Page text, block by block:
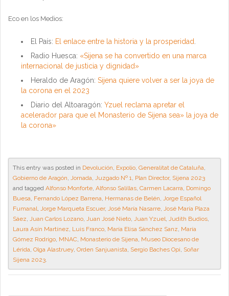
Eco en los Medios:
El País: El enlace entre la historia y la prosperidad
Radio Huesca: «Sijena se ha convertido en una marca
internacional de justicia y dignidad»
Heraldo de Aragón: Sijena quiere volver a ser la joya de
la corona en el 2023
Diario del Altoaragón: Yzuel reclama apretar el
acelerador para que el Monasterio de Sijena sea» la joya de
la corona»
This entry was posted in Devolución, Expolio, Generalitat de Cataluña,
Gobierno de Aragón, Jornada, Juzgado Nº 1, Plan Director, Sijena 2023
and tagged Alfonso Monforte, Alfonso Salillas, Carmen Lacarra, Domingo
Buesa, Fernando López Barrena, Hermanas de Belén, Jorge Español
Fumanal, Jorge Marqueta Escuer, José María Nasarre, José María Plaza
Sáez, Juan Carlos Lozano, Juan José Nieto, Juan Yzuel, Judith Budios,
Laura Asín Martínez, Luis Franco, María Elisa Sánchez Sanz, María
Gómez Rodrigo, MNAC, Monasterio de Sijena, Museo Diocesano de
Lérida, Olga Alastruey, Orden Sanjuanista, Sergio Baches Opi, Soñar
Sijena 2023.